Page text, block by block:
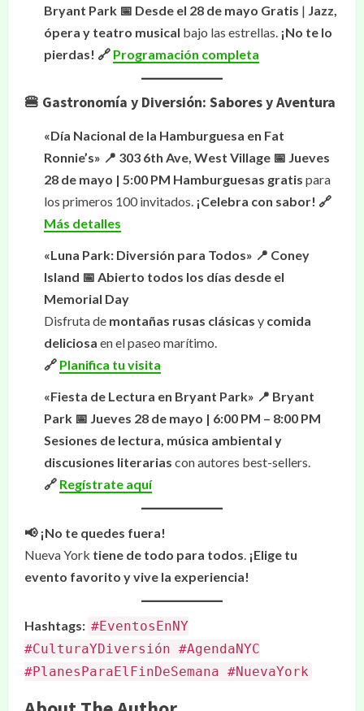
Bryant Park 📅 Desde el 28 de mayo Gratis | Jazz,
ópera y teatro musical bajo las estrellas. ¡No te lo
pierdas! 🔗 Programación completa
🍔 Gastronomía y Diversión: Sabores y Aventura
«Día Nacional de la Hamburguesa en Fat
Ronnie’s» 📍 303 6th Ave, West Village 📅 Jueves
28 de mayo | 5:00 PM Hamburguesas gratis para
los primeros 100 invitados. ¡Celebra con sabor! 🔗
Más detalles
«Luna Park: Diversión para Todos» 📍 Coney
Island 📅 Abierto todos los días desde el
Memorial Day
Disfruta de montañas rusas clásicas y comida
deliciosa en el paseo marítimo.
🔗 Planifica tu visita
«Fiesta de Lectura en Bryant Park» 📍 Bryant
Park 📅 Jueves 28 de mayo | 6:00 PM – 8:00 PM
Sesiones de lectura, música ambiental y
discusiones literarias con autores best-sellers.
🔗 Regístrate aquí
📢 ¡No te quedes fuera!
Nueva York tiene de todo para todos. ¡Elige tu
evento favorito y vive la experiencia!
Hashtags: #EventosEnNY
#CulturaYDiversión #AgendaNYC
#PlanesParaElFinDeSemana #NuevaYork